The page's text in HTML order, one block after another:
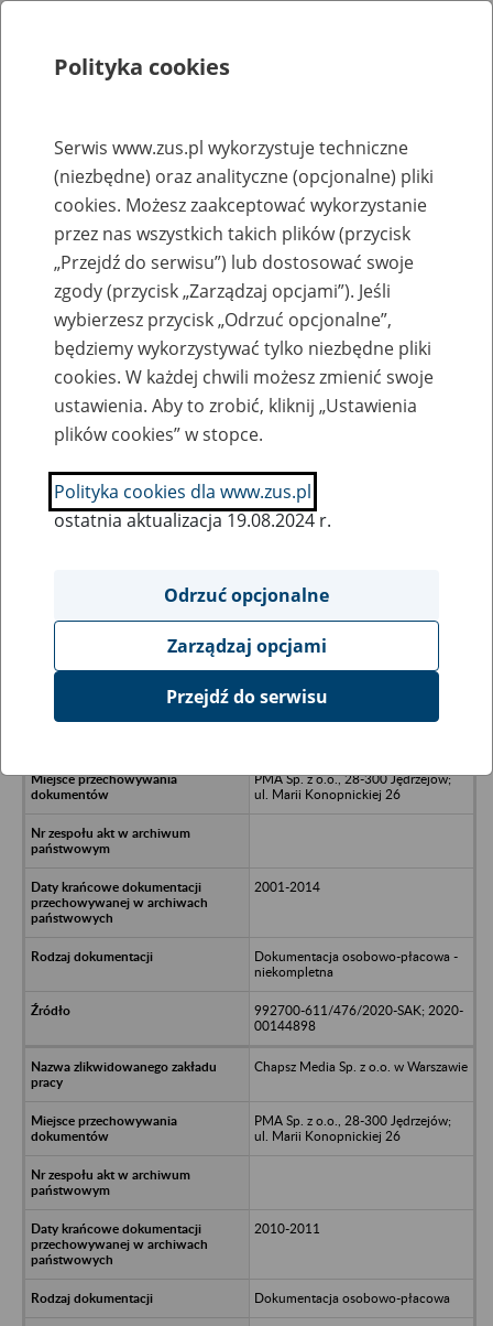
Rejestry, ewidencje i archiwa
Baza zlikwidowanych lub
przekształconych zakładów pracy
Nazwa zakładu pracy:
SZUKAJ
Ukryj wszystkie pozycje bazy
Spółdzielnia Obrotu Artykułami
PMA Sp. z o.o., 28-300 Jędrzejów;
ul. Marii Konopnickiej 26
2001-2014
Dokumentacja osobowo-płacowa -
niekompletna
992700-611/476/2020-SAK; 2020-
00144898
Chapsz Media Sp. z o.o. w Warszawie
PMA Sp. z o.o., 28-300 Jędrzejów;
ul. Marii Konopnickiej 26
2010-2011
Dokumentacja osobowo-płacowa
Polityka cookies
Serwis www.zus.pl wykorzystuje techniczne
(niezbędne) oraz analityczne (opcjonalne) pliki
cookies. Możesz zaakceptować wykorzystanie
przez nas wszystkich takich plików (przycisk
„Przejdź do serwisu”) lub dostosować swoje
zgody (przycisk „Zarządzaj opcjami”). Jeśli
wybierzesz przycisk „Odrzuć opcjonalne”,
będziemy wykorzystywać tylko niezbędne pliki
cookies. W każdej chwili możesz zmienić swoje
ustawienia. Aby to zrobić, kliknij „Ustawienia
plików cookies” w stopce.
Polityka cookies dla www.zus.pl
ostatnia aktualizacja 19.08.2024 r.
Odrzuć opcjonalne
Zarządzaj opcjami
Przejdź do serwisu